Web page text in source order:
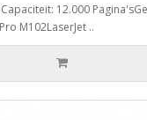
12.000
M102LaserJet ..